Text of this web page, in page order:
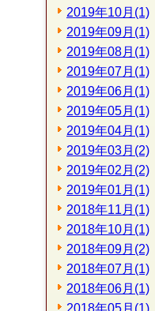
2019年10月(1)
2019年09月(1)
2019年08月(1)
2019年07月(1)
2019年06月(1)
2019年05月(1)
2019年04月(1)
2019年03月(2)
2019年02月(2)
2019年01月(1)
2018年11月(1)
2018年10月(1)
2018年09月(2)
2018年07月(1)
2018年06月(1)
2018年05月(1)